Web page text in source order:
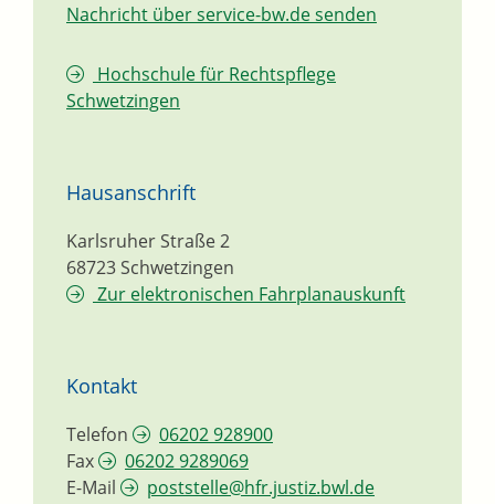
Nachricht über service-bw.de senden
Hochschule für Rechtspflege
Schwetzingen
Hausanschrift
Karlsruher Straße 2
68723Schwetzingen
Zur elektronischen Fahrplanauskunft
Kontakt
Telefon
06202 928900
Fax
06202 9289069
E-Mail
poststelle@hfr.justiz.bwl.de